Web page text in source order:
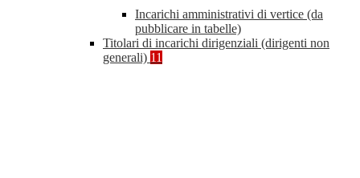
Incarichi amministrativi di vertice (da
pubblicare in tabelle)
Titolari di incarichi dirigenziali (dirigenti non
generali) 11